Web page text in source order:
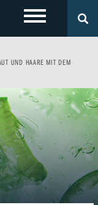
E-Paper
UND HAARE MIT DEM